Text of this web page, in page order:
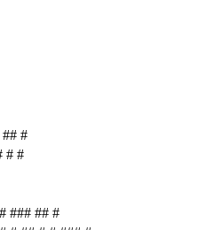
#
# #
### ## #